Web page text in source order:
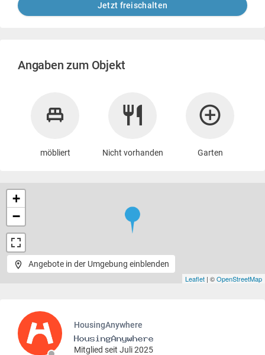
Jetzt freischalten
Angaben zum Objekt
möbliert Nicht vorhanden Garten
+
−
Leaflet | ©OpenStreetMap
Angebote in der Umgebung einblenden
HousingAnywhere
Mitglied seit Juli 2025